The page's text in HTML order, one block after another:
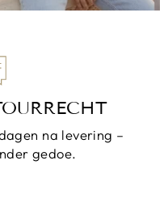
na levering –
gedoe.